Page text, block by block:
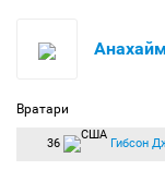
Анахайм
Вратари
36 Гибсон